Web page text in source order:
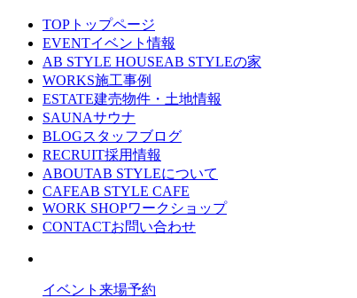
TOP トップページ
EVENTイベント情報
AB STYLE HOUSEAB STYLEの家
WORKS施工事例
ESTATE建売物件・土地情報
SAUNAサウナ
BLOGスタッフブログ
RECRUIT採用情報
ABOUTAB STYLEについて
CAFEAB STYLE CAFE
WORK SHOPワークショップ
CONTACTお問い合わせ
イベント来場予約